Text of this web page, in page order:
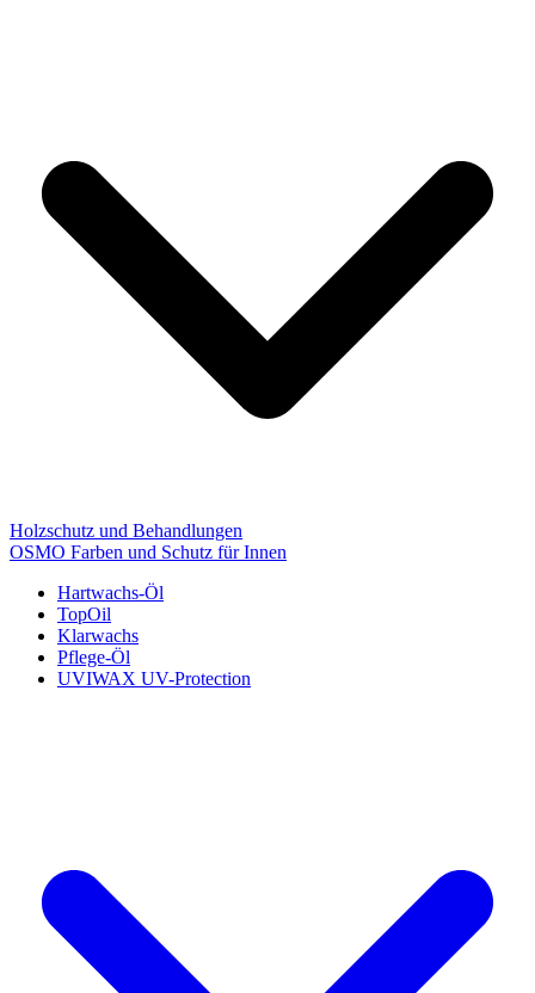
Holzschutz und Behandlungen
OSMO Farben und Schutz für Innen
Hartwachs-Öl
TopOil
Klarwachs
Pflege-Öl
UVIWAX UV-Protection